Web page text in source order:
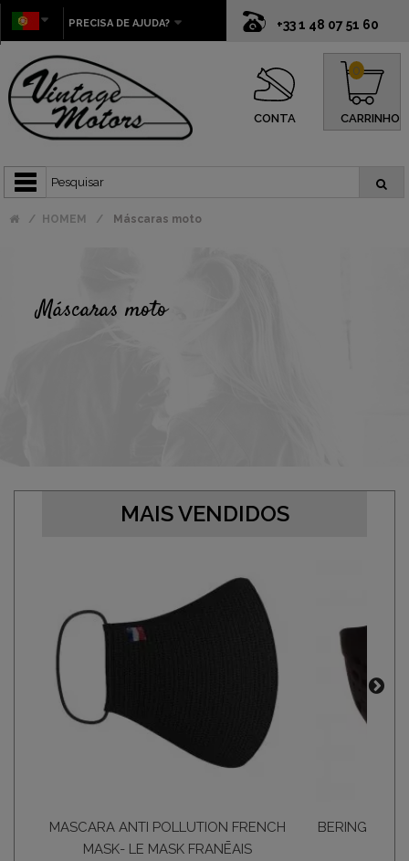
+33 1 48 07 51 60
PRECISA DE AJUDA?
CONTA CARRINHO
0
HOMEM Máscaras moto
Máscaras moto
MAIS VENDIDOS
MASCARA ANTI POLLUTION FRENCH
MASK- LE MASK FRANĒAIS
BERING -